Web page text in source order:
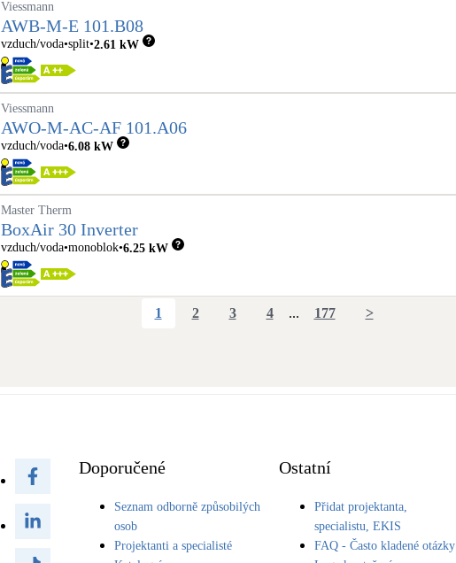
Viessmann
AWB-M-E 101.B08
vzduch/voda split 2.61 kW
Viessmann
AWO-M-AC-AF 101.A06
vzduch/voda 6.08 kW
Master Therm
BoxAir 30 Inverter
vzduch/voda monoblok 6.25 kW
1 2 3 4 ... 177 >
Doporučené
Seznam odborně způsobilých
osob
Projektanti a specialisté
Ostatní
Přidat projektanta,
specialistu, EKIS
FAQ - Často kladené otázky